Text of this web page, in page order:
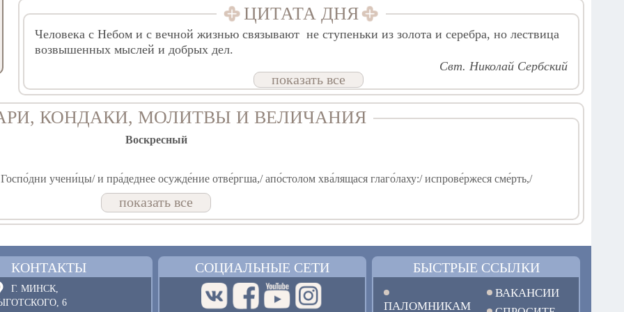
ЦИТАТА ДНЯ
Человека с Небом и с вечной жизнью связывают не ступеньки из золота и серебра, но лествица
возвышенных мыслей и добрых дел.
Свт. Николай Сербский
показать все
КОНДАКИ, МОЛИТВЫ И ВЕЛИЧАНИЯ
Воскресный
учени́цы/ и пра́деднее осужде́ние отве́ргша,/ апо́столом хва́лящася глаго́лаху:/ испрове́ржеся сме́рть,/
во́ду,/ е́юже напои́шася оби́льно,// Ца́рствие вы́шнее насле́дова ве́чно, я́ко присносла́вная.
Афанасия Великого, архиепископа Александрийского
показать все
КОНТАКТЫ
Г. МИНСК,
6
СОЦИАЛЬНЫЕ СЕТИ БЫСТРЫЕ ССЫЛКИ
ПАЛОМНИКАМ
ВАКАНСИИ